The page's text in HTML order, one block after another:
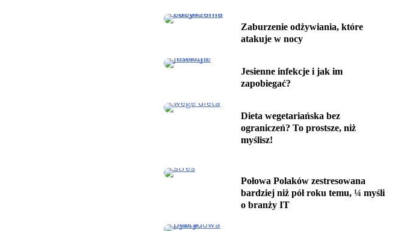
Zaburzenie odżywiania, które
atakuje w nocy
Jesienne infekcje i jak im
zapobiegać?
Dieta wegetariańska bez
ograniczeń? To prostsze, niż
myślisz!
Połowa Polaków zestresowana
bardziej niż pół roku temu, ¼ myśli
o branży IT